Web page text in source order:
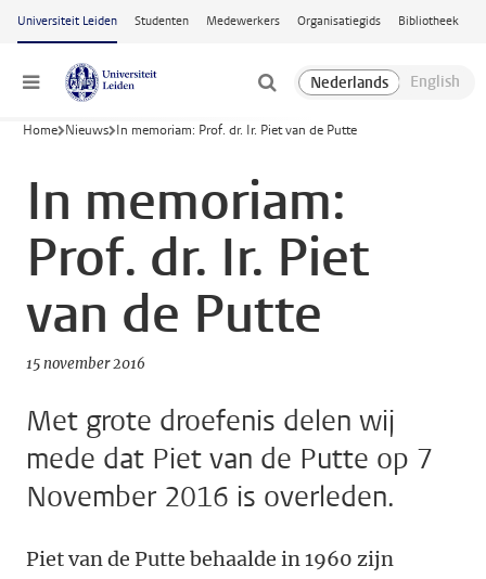
Ga naar hoofdinhoud
Universiteit Leiden Studenten Medewerkers Organisatiegids Bibliotheek
Menu
Home Nieuws In memoriam: Prof. dr. Ir. Piet van de Putte
In memoriam:
Prof. dr. Ir. Piet
van de Putte
15 november 2016
Met grote droefenis delen wij
mede dat Piet van de Putte op 7
November 2016 is overleden.
Piet van de Putte behaalde in 1960 zijn